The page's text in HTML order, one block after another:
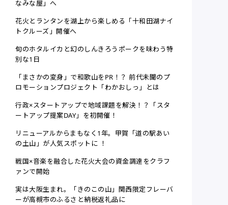
なみな屋」へ
花火とランタンを湖上から楽しめる「十和田湖ナイ
トクルーズ」開催へ
旬のホタルイカと幻のしんきろうポークを味わう特
別な1日
「まさかの変身」で和歌山をPR！？ 前代未聞のプ
ロモーションプロジェクト「わかおしっ」とは
行政×スタートアップで地域課題を解決！？「スタ
ートアップ提案DAY」を初開催！
リニューアルからまもなく1年。甲賀「道の駅あい
の土山」が人気スポットに ！
戦国×音楽を融合した花火大会の資金調達をクラフ
ァンで開始
実は大阪生まれ。「きのこの山」関西限定フレーバ
ーが高槻市のふるさと納税返礼品に